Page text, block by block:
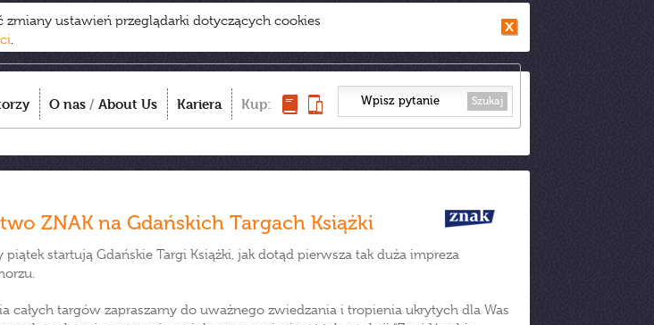
ustawień przeglądarki dotyczących cookies
.
O nas / About Us Kariera Kup: Szukaj
ZNAK na Gdańskich Targach Książki
startują Gdańskie Targi Książki, jak dotąd pierwsza tak duża impreza
całych targów zapraszamy do uważnego zwiedzania i tropienia ukrytych dla Was